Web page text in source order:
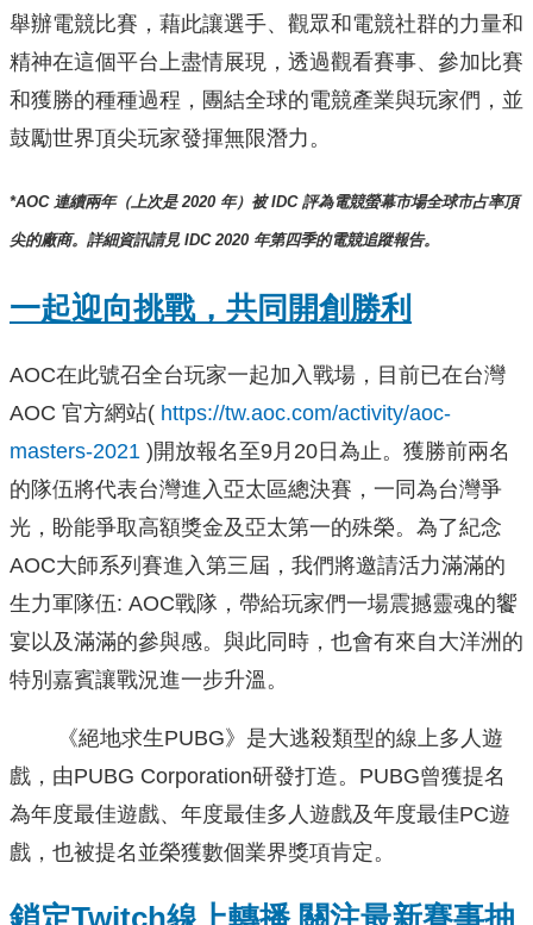
舉辦電競比賽，藉此讓選手、觀眾和電競社群的力量和
精神在這個平台上盡情展現，透過觀看賽事、參加比賽
和獲勝的種種過程，團結全球的電競產業與玩家們，並
鼓勵世界頂尖玩家發揮無限潛力。
*AOC 連續兩年（上次是2020 年）被IDC 評為電競螢幕市場全球市占率頂
尖的廠商。 詳細資訊請見IDC 2020 年第四季的電競追蹤報告。
一起迎向挑戰，共同開創勝利
AOC在此號召全台玩家一起加入戰場，目前已在台灣
AOC 官方網站( https://tw.aoc.com/activity/aoc-
masters-2021 )開放報名至9月20日為止。獲勝前兩名
的隊伍將代表台灣進入亞太區總決賽，一同為台灣爭
光，盼能爭取高額獎金及亞太第一的殊榮。為了紀念
AOC大師系列賽進入第三屆，我們將邀請活力滿滿的
生力軍隊伍: AOC戰隊，帶給玩家們一場震撼靈魂的饗
宴以及滿滿的參與感。與此同時，也會有來自大洋洲的
特別嘉賓讓戰況進一步升溫。
《絕地求生PUBG》是大逃殺類型的線上多人遊
戲，由PUBG Corporation研發打造。PUBG曾獲提名
為年度最佳遊戲、年度最佳多人遊戲及年度最佳PC遊
戲，也被提名並榮獲數個業界獎項肯定。
鎖定Twitch線上轉播 關注最新賽事抽